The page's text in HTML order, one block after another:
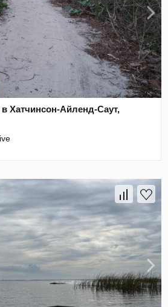
Хатчинсон-Айленд-Саут,